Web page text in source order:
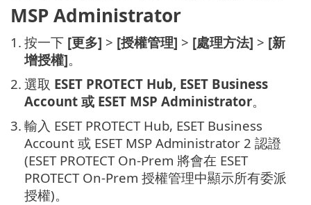
MSP Administrator
1. 按一下 [更多] > [授權管理] > [處理方法] > [新
增授權]。
2. 選取 ESET PROTECT Hub, ESET Business
Account 或 ESET MSP Administrator。
3. 輸入 ESET PROTECT Hub, ESET Business
Account 或 ESET MSP Administrator 2 認證
(ESET PROTECT On-Prem 將會在 ESET
PROTECT On-Prem 授權管理中顯示所有委派
授權)。